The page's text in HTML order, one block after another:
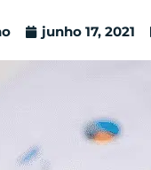
junho 17, 2021